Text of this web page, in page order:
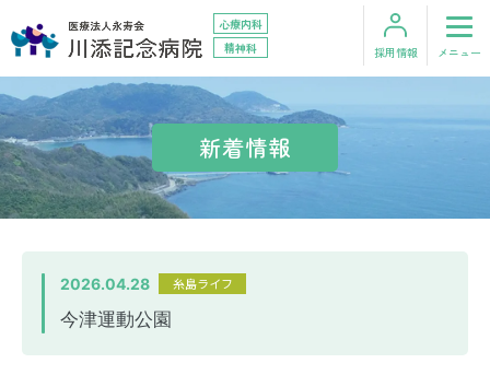
心療内科
精神科
採用情報 メニュー
お問い合わせ アクセス
HOME
外来のご案内
入院のご案内
新着情報
2026.04.28 糸島ライフ
今津運動公園